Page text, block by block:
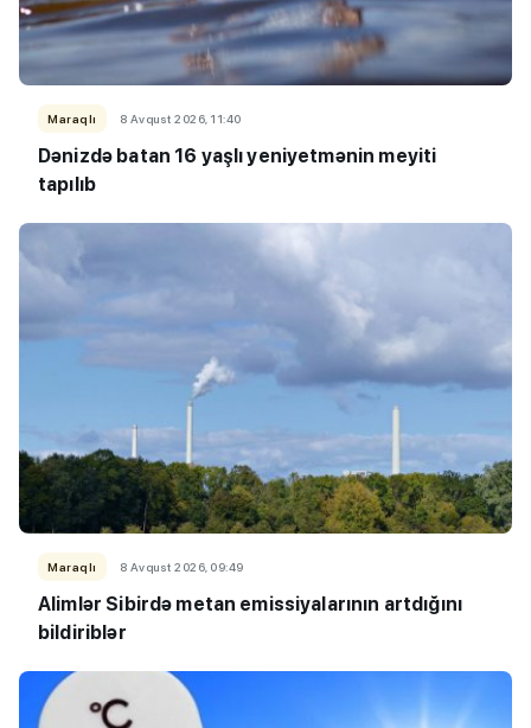
Maraqlı 8 Avqust 2026, 11:40
Dənizdə batan 16 yaşlı yeniyetmənin meyiti
tapılıb
Maraqlı 8 Avqust 2026, 09:49
Alimlər Sibirdə metan emissiyalarının artdığını
bildiriblər